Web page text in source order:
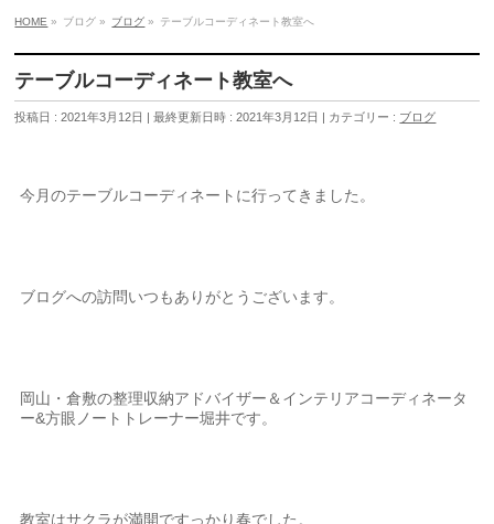
HOME » ブログ » ブログ » テーブルコーディネート教室へ
テーブルコーディネート教室へ
投稿日 : 2021年3月12日 最終更新日時 : 2021年3月12日 カテゴリー : ブログ
今月のテーブルコーディネートに行ってきました。
ブログへの訪問いつもありがとうございます。
岡山・倉敷の整理収納アドバイザー＆インテリアコーディネータ
ー&方眼ノートトレーナー堀井です。
教室はサクラが満開ですっかり春でした。